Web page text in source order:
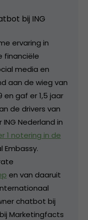
bij ING
ervaring in
financiële
media en
aan de wieg van
en gaf er 1,5 jaar
de drivers van
Nederland in
1 notering in de
Embassy.
en van daaruit
chatbot bij
Marketingfacts